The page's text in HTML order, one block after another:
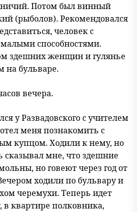
Потом был винный
(рыболов). Рекомендовался
человек с
способностями.
здешних женщин и гулянье
на бульваре.
вечера.
у Развадовского с учителем
меня познакомить с
купцом. Ходили к нему, но
сказывал мне, что здешние
но говеют через год от
ходили по бульвару и
черемухи. Теперь идет
в квартире полковника,